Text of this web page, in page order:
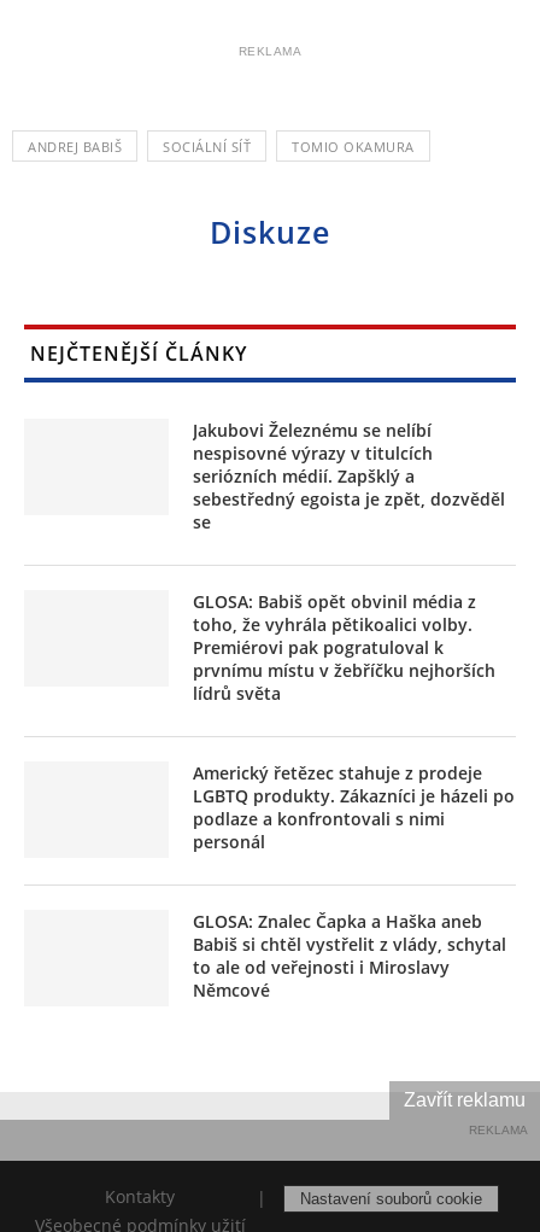
REKLAMA
ANDREJ BABIŠ SOCIÁLNÍ SÍŤ TOMIO OKAMURA
Diskuze
NEJČTENĚJŠÍ ČLÁNKY
Jakubovi Železnému se nelíbí
nespisovné výrazy v titulcích
seriózních médií. Zapšklý a
sebestředný egoista je zpět, dozvěděl
se
GLOSA: Babiš opět obvinil média z
toho, že vyhrála pětikoalici volby.
Premiérovi pak pogratuloval k
prvnímu místu v žebříčku nejhorších
lídrů světa
Americký řetězec stahuje z prodeje
LGBTQ produkty. Zákazníci je házeli po
podlaze a konfrontovali s nimi
personál
GLOSA: Znalec Čapka a Haška aneb
Babiš si chtěl vystřelit z vlády, schytal
to ale od veřejnosti i Miroslavy
Němcové
REKLAMA
Kontakty
Všeobecné podmínky užití
| Nastavení souborů cookie
Zavřít reklamu